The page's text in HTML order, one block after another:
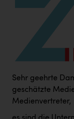
Sehr geehrte
geschätzte
Medienvertreter,